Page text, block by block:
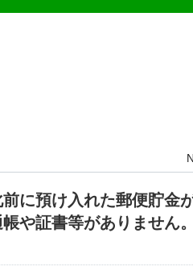
前に預け入れた郵便貯金
や証書等がありません